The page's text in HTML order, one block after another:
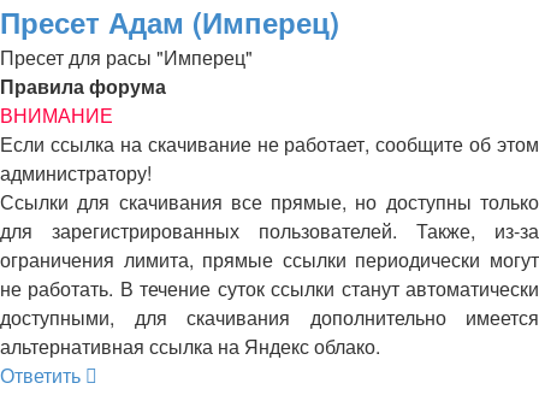
Пресет Адам (Имперец)
Пресет для расы "Имперец"
Правила форума
ВНИМАНИЕ
Если ссылка на скачивание не работает, сообщите об этом
администратору!
Ссылки для скачивания все прямые, но доступны только
для зарегистрированных пользователей. Также, из-за
ограничения лимита, прямые ссылки периодически могут
не работать. В течение суток ссылки станут автоматически
доступными, для скачивания дополнительно имеется
альтернативная ссылка на Яндекс облако.
Ответить